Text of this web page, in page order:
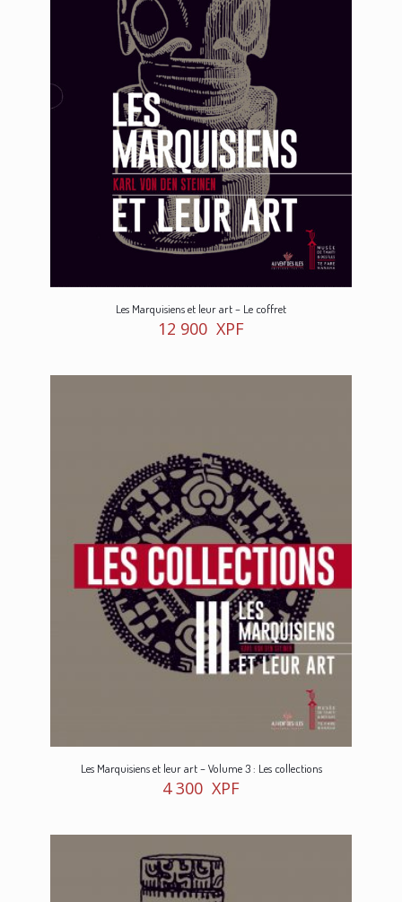
Les Marquisiens et leur art – Le coffret
12 900 XPF
Les Marquisiens et leur art – Volume 3 : Les collections
4 300 XPF